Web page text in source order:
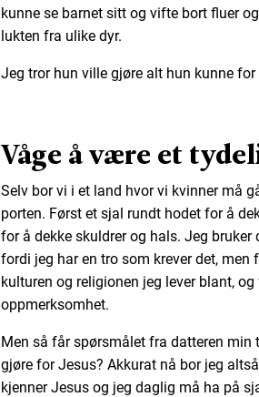
kunne se barnet sitt og vifte bort fluer
lukten fra ulike dyr.
Jeg tror hun ville gjøre alt hun kunne for
Våge å være et
Selv bor vi i et land hvor vi kvinner må
porten. Først et sjal rundt hodet for å
for å dekke skuldrer og hals. Jeg bruker
fordi jeg har en tro som krever det, men
kulturen og religionen jeg lever blant,
oppmerksomhet.
Men så får spørsmålet fra datteren min
gjøre for Jesus? Akkurat nå bor jeg
kjenner Jesus og jeg daglig må ha på